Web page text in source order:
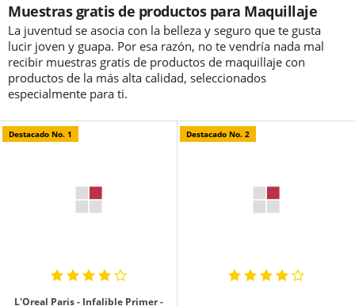
Muestras gratis de productos para Maquillaje
La juventud se asocia con la belleza y seguro que te gusta
lucir joven y guapa. Por esa razón, no te vendría nada mal
recibir muestras gratis de productos de maquillaje con
productos de la más alta calidad, seleccionados
especialmente para ti.
Destacado No. 1
L'Oreal Paris - Infalible Primer -
Destacado No. 2